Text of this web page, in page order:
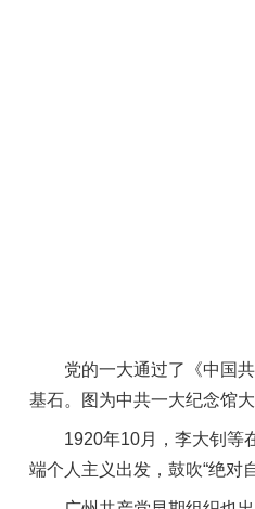
党的一大通过了《中国共
基石。图为中共一大纪念馆
1920年10月，李大钊等在
端个人主义出发，鼓吹“绝对